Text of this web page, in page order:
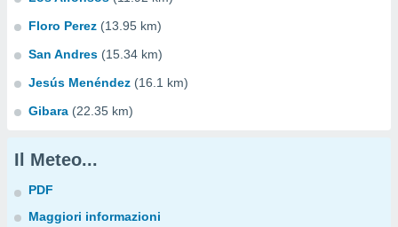
Floro Perez (13.95 km)
San Andres (15.34 km)
Jesús Menéndez (16.1 km)
Gibara (22.35 km)
Il Meteo...
PDF
Maggiori informazioni